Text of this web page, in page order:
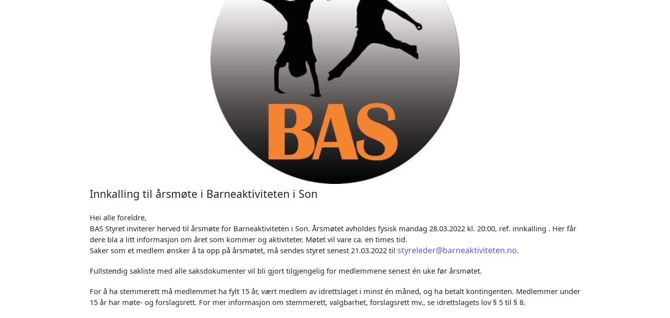
Innkalling til årsmøte i Barneaktiviteten i Son
Hei alle foreldre,
BAS Styret inviterer herved til årsmøte for Barneaktiviteten i Son. Årsmøtet avholdes fysisk mandag 28.03.2022 kl. 20:00, ref. innkalling . Her får
dere bla a litt informasjon om året som kommer og aktiviteter. Møtet vil vare ca. en times tid.
Saker som et medlem ønsker å ta opp på årsmøtet, må sendes styret senest 21.03.2022 til styreleder@barneaktiviteten.no.
Fullstendig sakliste med alle saksdokumenter vil bli gjort tilgjengelig for medlemmene senest én uke før årsmøtet.
For å ha stemmerett må medlemmet ha fylt 15 år, vært medlem av idrettslaget i minst én måned, og ha betalt kontingenten. Medlemmer under
15 år har møte- og forslagsrett. For mer informasjon om stemmerett, valgbarhet, forslagsrett mv., se idrettslagets lov § 5 til § 8.